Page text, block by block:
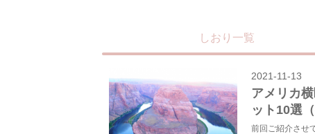
しおり一覧
2021-11-13
アメリカ
ット10選（
前回ご紹介させ